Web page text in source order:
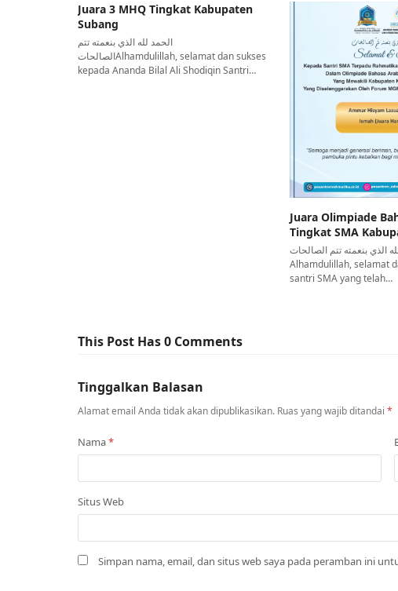
Juara 3 MHQ Tingkat Kabupaten
Subang
الحمد لله الذي بنعمته تتم
الصالحاتAlhamdulillah, selamat dan sukses
kepada Ananda Bilal Ali Shodiqin Santri…
Juara Olimpiade
Tingkat SMA
الذي بنعمته تتم الصالحات..
Alhamdulillah, selamat
santri SMA yang telah…
This Post Has 0 Comments
Tinggalkan Balasan
Alamat email Anda tidak akan dipublikasikan. Ruas yang wajib ditandai *
Nama*
Situs Web
Simpan nama, email, dan situs web saya pada peramban ini